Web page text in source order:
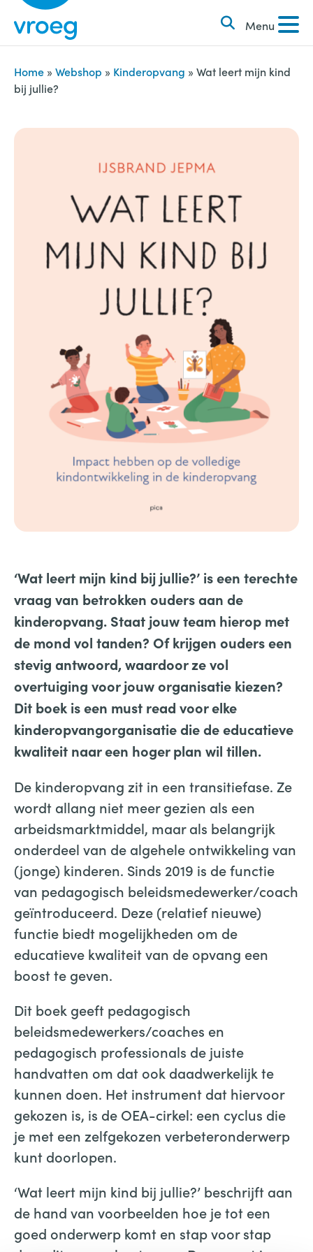
i
Menu
k
e
n
n
a
r
Home » Webshop » Kinderopvang » Wat leert mijn kind
bij jullie?
‘Wat leert mijn kind bij jullie?’ is een terechte
vraag van betrokken ouders aan de
kinderopvang. Staat jouw team hierop met
de mond vol tanden? Of krijgen ouders een
stevig antwoord, waardoor ze vol
overtuiging voor jouw organisatie kiezen?
Dit boek is een must read voor elke
kinderopvangorganisatie die de educatieve
kwaliteit naar een hoger plan wil tillen.
De kinderopvang zit in een transitiefase. Ze
wordt allang niet meer gezien als een
arbeidsmarktmiddel, maar als belangrijk
onderdeel van de algehele ontwikkeling van
(jonge) kinderen. Sinds 2019 is de functie
van pedagogisch beleidsmedewerker/coach
geïntroduceerd. Deze (relatief nieuwe)
functie biedt mogelijkheden om de
educatieve kwaliteit van de opvang een
boost te geven.
Dit boek geeft pedagogisch
beleidsmedewerkers/coaches en
pedagogisch professionals de juiste
handvatten om dat ook daadwerkelijk te
kunnen doen. Het instrument dat hiervoor
gekozen is, is de OEA-cirkel: een cyclus die
je met een zelfgekozen verbeteronderwerp
kunt doorlopen.
‘Wat leert mijn kind bij jullie?’ beschrijft aan
de hand van voorbeelden hoe je tot een
goed onderwerp komt en stap voor stap